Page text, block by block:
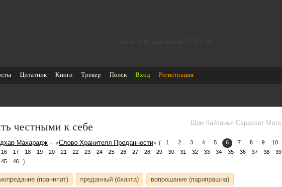
Цитатник Книги Трекер Поиск Вход Регистрация
честными к себе Шри Чайтанья Сарасват Матх
Махарадж – «Слово Хранителя Преданности» ( 1 2 3 4 5 6 7 8 9 10
16 17 18 19 20 21 22 23 24 25 26 27 28 29 30 31 32 33 34 35 36 37 38 39
45 46 )
(пранипат) преданный (бхакта)
вопрошание (парипрашна)